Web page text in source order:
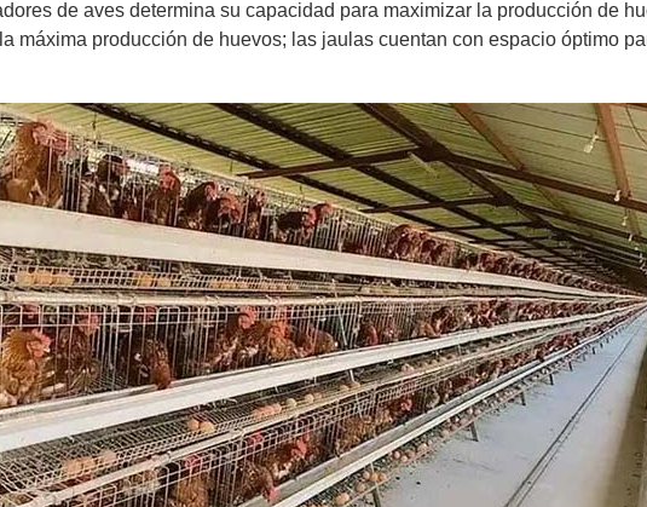
de aves determina su capacidad para maximizar la producción de
máxima producción de huevos; las jaulas cuentan con espacio óptimo